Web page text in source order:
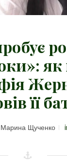
як
її
Марина Щученко